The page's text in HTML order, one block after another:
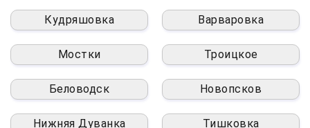
Кудряшовка Варваровка
Мостки Троицкое
Беловодск Новопсков
Нижняя Дуванка Тишковка